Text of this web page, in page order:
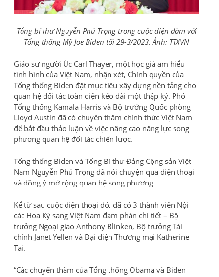
Tổng bí thư Nguyễn Phú Trọng trong cuộc điện đàm với
Tổng thống Mỹ Joe Biden tối 29-3/2023. Ảnh: TTXVN
Giáo sư người Úc Carl Thayer, một học giả am hiểu
tình hình của Việt Nam, nhận xét, Chính quyền của
Tổng thống Biden đặt mục tiêu xây dựng nền tảng cho
quan hệ đối tác toàn diện kéo dài một thập kỷ. Phó
Tổng thống Kamala Harris và Bộ trưởng Quốc phòng
Lloyd Austin đã có chuyến thăm chính thức Việt Nam
để bắt đầu thảo luận về việc nâng cao năng lực song
phương quan hệ đối tác chiến lược.
Tổng thống Biden và Tổng Bí thư Đảng Cộng sản Việt
Nam Nguyễn Phú Trọng đã nói chuyện qua điện thoại
và đồng ý mở rộng quan hệ song phương.
Kể từ sau cuộc điện thoại đó, đã có 3 thành viên Nội
các Hoa Kỳ sang Việt Nam đàm phán chi tiết – Bộ
trưởng Ngoại giao Anthony Blinken, Bộ trưởng Tài
chính Janet Yellen và Đại diện Thương mại Katherine
Tai.
“Các chuyến thăm của Tổng thống Obama và Biden